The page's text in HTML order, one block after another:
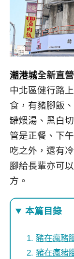
潮港城全新直
中北區健行路上
食，有豬腳飯
罐煨湯、黑白
管是正餐、下
吃之外，還有
腳給長輩亦可
方。
本篇目錄
豬在瘋豬
豬在瘋豬